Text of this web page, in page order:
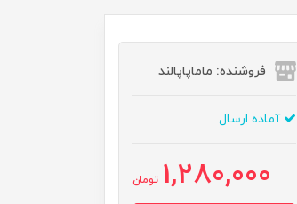
فروشنده: ماماپاپالند
آماده ارسال
1,280,000 تومان